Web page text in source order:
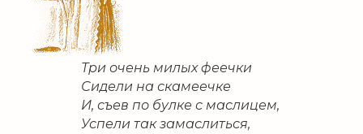
Три очень милых феечки
Сидели на скамеечке
И, съев по булке с маслицем,
Успели так замаслиться,